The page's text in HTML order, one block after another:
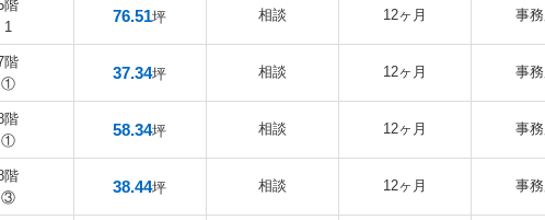
階
1
76.51坪 相談 12ヶ月 事
階
①
37.34坪 相談 12ヶ月 事
階
①
58.34坪 相談 12ヶ月 事
階
③
38.44坪 相談 12ヶ月 事